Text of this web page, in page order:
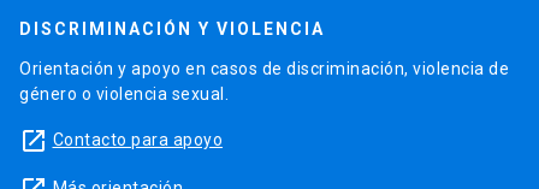
DISCRIMINACIÓN Y VIOLENCIA
Orientación y apoyo en casos de discriminación, violencia de
género o violencia sexual.
launch Contacto para apoyo